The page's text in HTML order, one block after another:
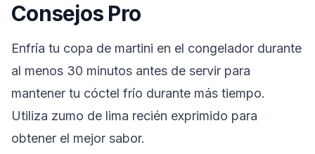
Consejos Pro
Enfría tu copa de martini en el congelador durante
al menos 30 minutos antes de servir para
mantener tu cóctel frío durante más tiempo.
Utiliza zumo de lima recién exprimido para
obtener el mejor sabor.